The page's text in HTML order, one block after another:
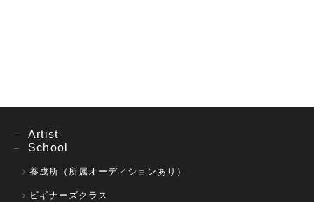
Artist
School
養成所（所属オーディションあり）
ビギナーズクラス